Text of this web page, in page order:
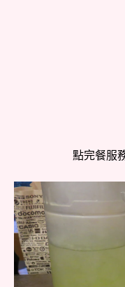
點完餐服